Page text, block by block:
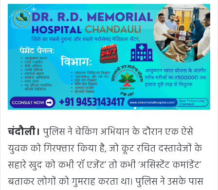
चंदौली। पुलिस ने चेकिंग अभियान के दौरान एक ऐसे
युवक को गिरफ्तार किया है, जो कूट रचित दस्तावेजों के
सहारे खुद को कभी ‘रॉ एजेंट’ तो कभी ‘असिस्टेंट कमांडेंट’
बताकर लोगों को गुमराह करता था। पुलिस ने उसके पास